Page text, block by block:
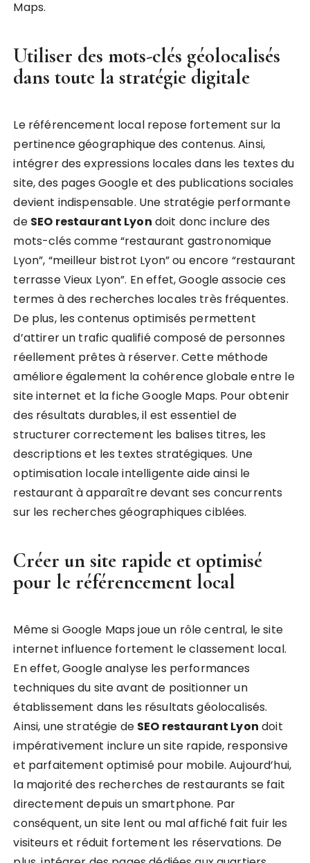
Maps.
Utiliser des mots-clés géolocalisés
dans toute la stratégie digitale
Le référencement local repose fortement sur la
pertinence géographique des contenus. Ainsi,
intégrer des expressions locales dans les textes du
site, des pages Google et des publications sociales
devient indispensable. Une stratégie performante
de SEO restaurant Lyon doit donc inclure des
mots-clés comme “restaurant gastronomique
Lyon”, “meilleur bistrot Lyon” ou encore “restaurant
terrasse Vieux Lyon”. En effet, Google associe ces
termes à des recherches locales très fréquentes.
De plus, les contenus optimisés permettent
d’attirer un trafic qualifié composé de personnes
réellement prêtes à réserver. Cette méthode
améliore également la cohérence globale entre le
site internet et la fiche Google Maps. Pour obtenir
des résultats durables, il est essentiel de
structurer correctement les balises titres, les
descriptions et les textes stratégiques. Une
optimisation locale intelligente aide ainsi le
restaurant à apparaître devant ses concurrents
sur les recherches géographiques ciblées.
Créer un site rapide et optimisé
pour le référencement local
Même si Google Maps joue un rôle central, le site
internet influence fortement le classement local.
En effet, Google analyse les performances
techniques du site avant de positionner un
établissement dans les résultats géolocalisés.
Ainsi, une stratégie de SEO restaurant Lyon doit
impérativement inclure un site rapide, responsive
et parfaitement optimisé pour mobile. Aujourd’hui,
la majorité des recherches de restaurants se fait
directement depuis un smartphone. Par
conséquent, un site lent ou mal affiché fait fuir les
visiteurs et réduit fortement les réservations. De